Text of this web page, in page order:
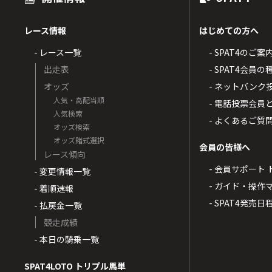
レース情報
- レース一覧
出走表
オッズ
人気・高配当順
人気検索
オッズ検索
オッズ賭式選択
レース傾向
- 変更情報一覧
- 着順速報
- 払戻金一覧
競走成績
- 本日の騎乗一覧
SPAT4LOTO トリプル馬単
はじめての方へ
- SPAT4のご案
- SPAT4会員の
- ネットバンク
- 電話投票会員
- よくあるご質
会員の皆様へ
- 会員サポート
- ガイド・操作
- SPAT4発売日